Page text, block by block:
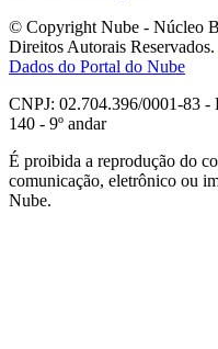
© Copyright Nube - Núcleo
Direitos Autorais Reservados.
Dados do Portal do Nube
CNPJ: 02.704.396/0001-83 -
140 - 9º andar
É proibida a reprodução do
comunicação, eletrônico ou
Nube.